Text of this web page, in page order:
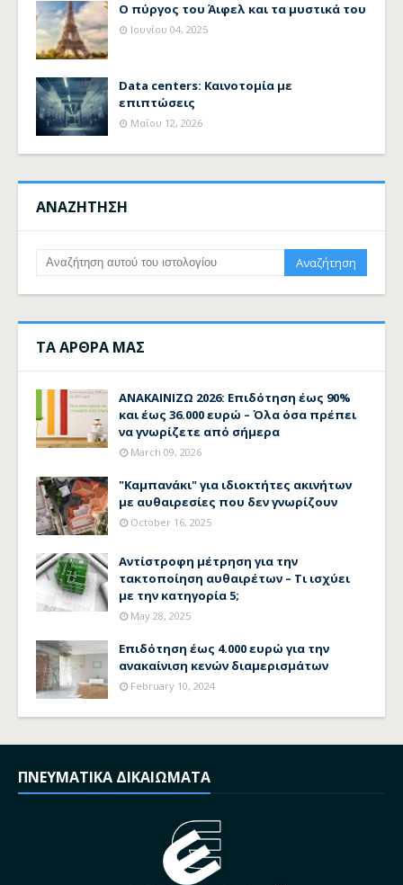
Ο πύργος του Άιφελ και τα μυστικά του
Ιουνίου 04, 2025
Data centers: Καινοτομία με
επιπτώσεις
Μαΐου 12, 2026
ΑΝΑΖΗΤΗΣΗ
ΤΑ ΑΡΘΡΑ ΜΑΣ
ΑΝΑΚΑΙΝΙΖΩ 2026: Επιδότηση έως 90%
και έως 36.000 ευρώ – Όλα όσα πρέπει
να γνωρίζετε από σήμερα
March 09, 2026
"Καμπανάκι" για ιδιοκτήτες ακινήτων
με αυθαιρεσίες που δεν γνωρίζουν
October 16, 2025
Αντίστροφη μέτρηση για την
τακτοποίηση αυθαιρέτων – Τι ισχύει
με την κατηγορία 5;
May 28, 2025
Επιδότηση έως 4.000 ευρώ για την
ανακαίνιση κενών διαμερισμάτων
February 10, 2024
ΠΝΕΥΜΑΤΙΚΑ ΔΙΚΑΙΩΜΑΤΑ